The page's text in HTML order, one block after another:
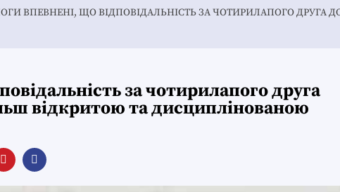
ВПЕВНЕНІ, ЩО ВІДПОВІДАЛЬНІСТЬ ЗА ЧОТИРИЛАПОГО ДРУГА
за чотирилапого друга
відкритою та дисциплінованою